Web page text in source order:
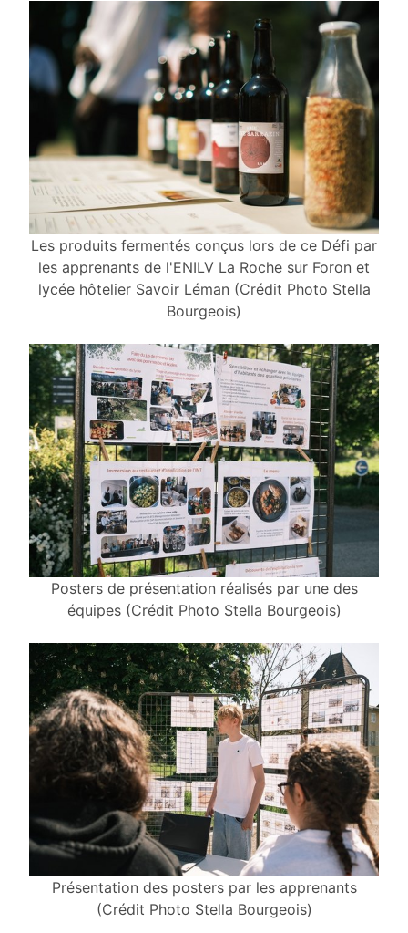
Les produits fermentés conçus lors de ce Défi par
les apprenants de l'ENILV La Roche sur Foron et
lycée hôtelier Savoir Léman (Crédit Photo Stella
Bourgeois)
Posters de présentation réalisés par une des
équipes (Crédit Photo Stella Bourgeois)
Présentation des posters par les apprenants
(Crédit Photo Stella Bourgeois)